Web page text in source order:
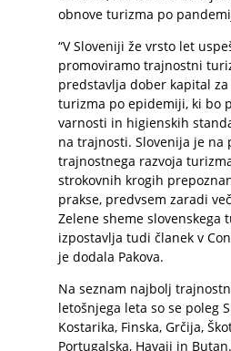
obnove turizma po
“V Sloveniji že vrsto let
promoviramo trajnostni
predstavlja dober kapital
turizma po epidemiji, ki bo
varnosti in higienskih
na trajnosti. Slovenija je na
trajnostnega razvoja
strokovnih krogih
prakse, predvsem zaradi
Zelene sheme slovenskega
izpostavlja tudi članek v
je dodala Pakova.
Na seznam najbolj
letošnjega leta so se poleg
Kostarika, Finska, Grčija,
Portugalska, Havaji in Butan.